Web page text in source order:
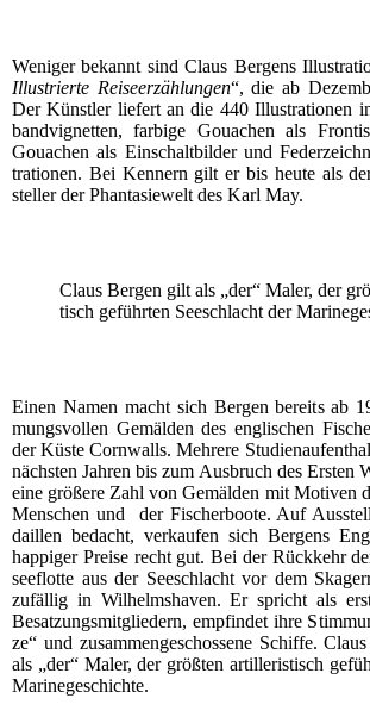
Weni­ger bekannt sind Claus Ber­gens
Illus­trier­te Rei­se­er­zäh­lun­gen“, die ab
Der Künst­ler lie­fert an die 440 Illus­tra­tio­nen
band­vi­gnet­ten, far­bi­ge Gou­achen als
Gou­achen als Ein­schalt­bil­der und
tra­tio­nen. Bei Ken­nern gilt er bis heu­te als
stel­ler der Phan­ta­sie­welt des Karl May.
Claus Ber­gen gilt als „der“ Maler, der
tisch geführ­ten See­schlacht der
Einen Namen macht sich Ber­gen bereits ab
mungs­vol­len Gemäl­den des eng­li­schen
der Küs­te Corn­walls. Meh­re­re
nächs­ten Jah­ren bis zum Aus­bruch des Ers­ten
eine grö­ße­re Zahl von Gemäl­den mit Moti­ven
Men­schen und der Fischer­boo­te. Auf
dail­len bedacht, ver­kau­fen sich Ber­gens
hap­pi­ger Prei­se recht gut. Bei der Rück­kehr
see­flot­te aus der See­schlacht vor dem
zufäl­lig in Wil­helms­ha­ven. Er spricht als
Besat­zungs­mit­glie­dern, emp­fin­det ihre
ze“ und zusam­men­ge­schos­se­ne Schif­fe.
als „der“ Maler, der größ­ten artil­le­ris­tisch
Marinegeschichte.